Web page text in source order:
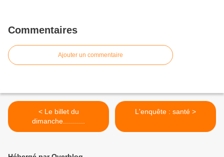
Commentaires
Ajouter un commentaire
< Le billet du
dimanche...........
L'enquête : santé >